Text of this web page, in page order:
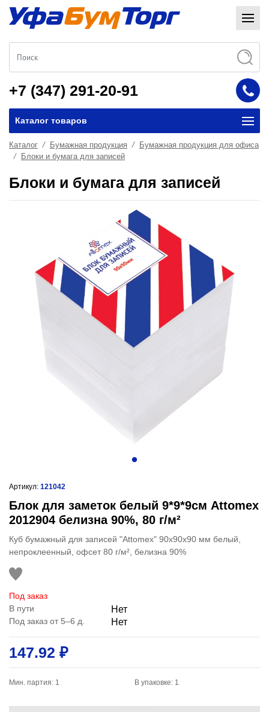
+7 (347) 291-20-91
Каталог товаров
Каталог Бумажная продукция
Бумажная продукция для офиса
Блоки и бумага для записей
Блоки и бумага для записей
Артикул: 121042
Блок для заметок белый 9*9*9см Attomex
2012904 белизна 90%, 80 г/м²
Куб бумажный для записей "Attomex" 90x90x90 мм белый,
непроклеенный, офсет 80 г/м², белизна 90%
Под заказ
В пути
Нет
Под заказ от 5–6 д. Нет
147.92 ₽
Мин. партия: 1 В упаковке: 1